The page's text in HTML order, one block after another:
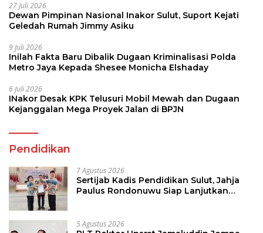
27 Juli 2026
Dewan Pimpinan Nasional Inakor Sulut, Suport Kejati
Geledah Rumah Jimmy Asiku
9 Juli 2026
Inilah Fakta Baru Dibalik Dugaan Kriminalisasi Polda
Metro Jaya Kepada Shesee Monicha Elshaday
6 Juli 2026
INakor Desak KPK Telusuri Mobil Mewah dan Dugaan
Kejanggalan Mega Proyek Jalan di BPJN
Pendidikan
7 Agustus 2026
Sertijab Kadis Pendidikan Sulut, Jahja
Paulus Rondonuwu Siap Lanjutkan
5 Agustus 2026